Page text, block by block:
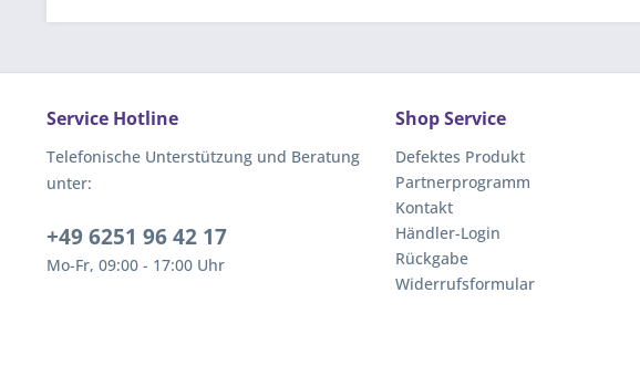
Service Hotline
Telefonische Unterstützung und Beratung
unter:
+49 6251 96 42 17
Mo-Fr, 09:00 - 17:00 Uhr
Shop Service
Defektes Produkt
Partnerprogramm
Kontakt
Händler-Login
Rückgabe
Widerrufsformular